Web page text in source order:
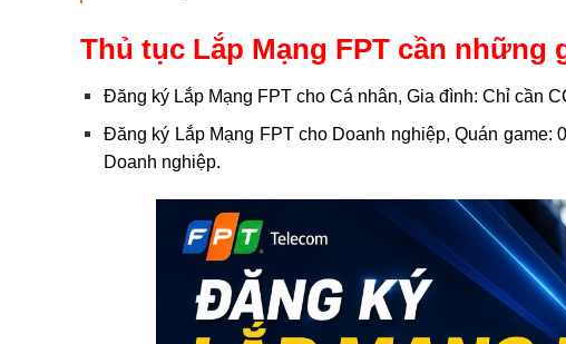
Thủ tục Lắp Mạng FPT cần những
Đăng ký Lắp Mạng FPT cho Cá nhân, Gia đình: Chỉ cần
Đăng ký Lắp Mạng FPT cho Doanh nghiệp, Quán
Doanh nghiệp.